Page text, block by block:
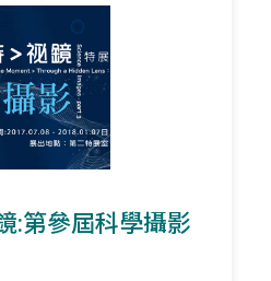
:第參屆科學攝影